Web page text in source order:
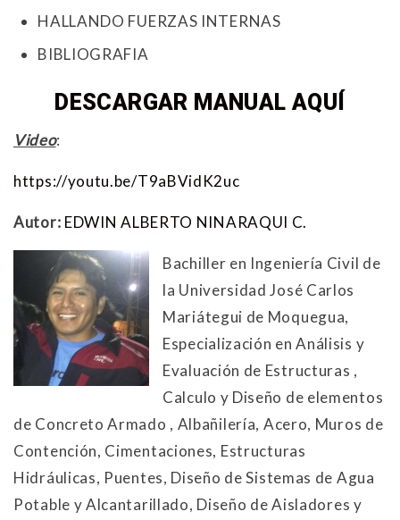
HALLANDO FUERZAS INTERNAS
BIBLIOGRAFIA
DESCARGAR MANUAL AQUÍ
Video:
https://youtu.be/T9aBVidK2uc
Autor: EDWIN ALBERTO NINARAQUI C.
Bachiller en Ingeniería Civil de
la Universidad José Carlos
Mariátegui de Moquegua,
Especialización en Análisis y
Evaluación de Estructuras ,
Calculo y Diseño de elementos
de Concreto Armado , Albañilería, Acero, Muros de
Contención, Cimentaciones, Estructuras
Hidráulicas, Puentes, Diseño de Sistemas de Agua
Potable y Alcantarillado, Diseño de Aisladores y